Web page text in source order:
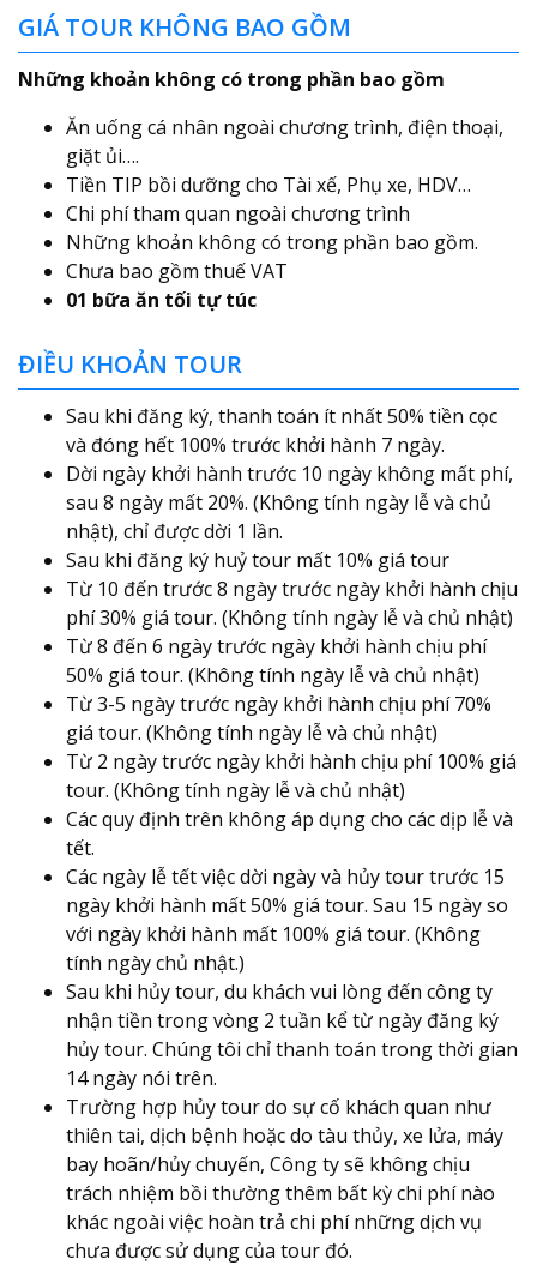
GIÁ TOUR KHÔNG BAO GỒM
Những khoản không có trong phần bao gồm
Ăn uống cá nhân ngoài chương trình, điện thoại,
giặt ủi….
Tiền TIP bồi dưỡng cho Tài xế, Phụ xe, HDV…
Chi phí tham quan ngoài chương trình
Những khoản không có trong phần bao gồm.
Chưa bao gồm thuế VAT
01 bữa ăn tối tự túc
ĐIỀU KHOẢN TOUR
Sau khi đăng ký, thanh toán ít nhất 50% tiền cọc
và đóng hết 100% trước khởi hành 7 ngày.
Dời ngày khởi hành trước 10 ngày không mất phí,
sau 8 ngày mất 20%. (Không tính ngày lễ và chủ
nhật), chỉ được dời 1 lần.
Sau khi đăng ký huỷ tour mất 10% giá tour
Từ 10 đến trước 8 ngày trước ngày khởi hành chịu
phí 30% giá tour. (Không tính ngày lễ và chủ nhật)
Từ 8 đến 6 ngày trước ngày khởi hành chịu phí
50% giá tour. (Không tính ngày lễ và chủ nhật)
Từ 3-5 ngày trước ngày khởi hành chịu phí 70%
giá tour. (Không tính ngày lễ và chủ nhật)
Từ 2 ngày trước ngày khởi hành chịu phí 100% giá
tour. (Không tính ngày lễ và chủ nhật)
Các quy định trên không áp dụng cho các dịp lễ và
tết.
Các ngày lễ tết việc dời ngày và hủy tour trước 15
ngày khởi hành mất 50% giá tour. Sau 15 ngày so
với ngày khởi hành mất 100% giá tour. (Không
tính ngày chủ nhật.)
Sau khi hủy tour, du khách vui lòng đến công ty
nhận tiền trong vòng 2 tuần kể từ ngày đăng ký
hủy tour. Chúng tôi chỉ thanh toán trong thời gian
14 ngày nói trên.
Trường hợp hủy tour do sự cố khách quan như
thiên tai, dịch bệnh hoặc do tàu thủy, xe lửa, máy
bay hoãn/hủy chuyến, Công ty sẽ không chịu
trách nhiệm bồi thường thêm bất kỳ chi phí nào
khác ngoài việc hoàn trả chi phí những dịch vụ
chưa được sử dụng của tour đó.